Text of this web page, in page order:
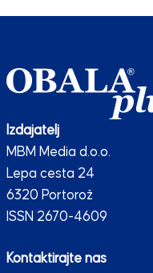
Izdajatelj
MBM Media d.o.o.
Lepa cesta 24
6320 Portorož
ISSN 2670-4609
Kontaktirajte nas